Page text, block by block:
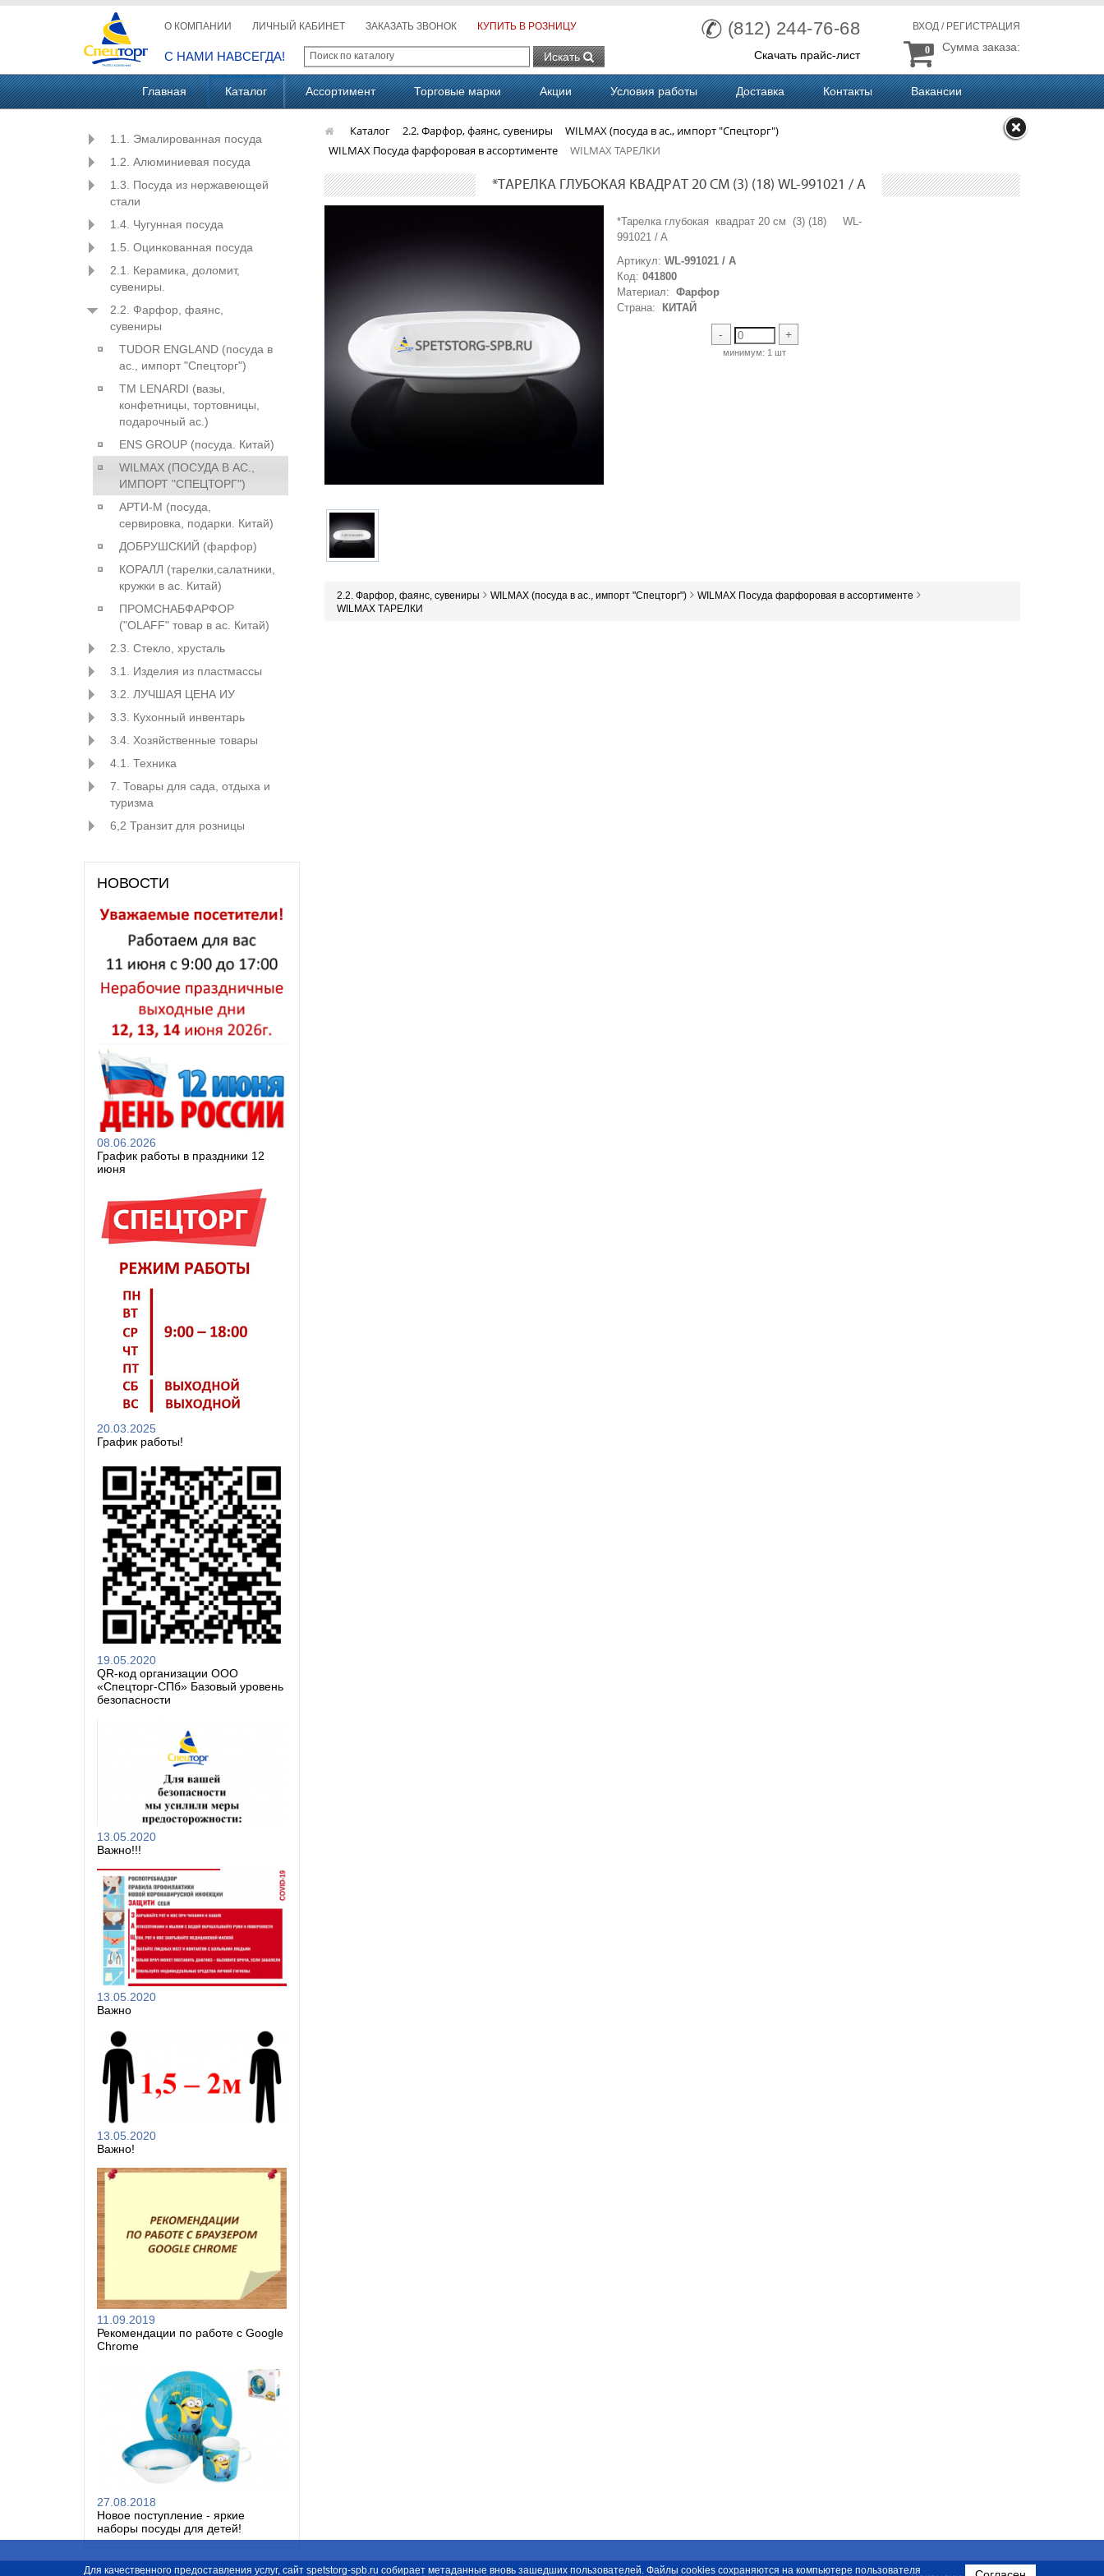
О КОМПАНИИ ЛИЧНЫЙ КАБИНЕТ ЗАКАЗАТЬ ЗВОНОК КУПИТЬ В РОЗНИЦУ
С НАМИ НАВСЕГДА! Искать
(812) 244-76-68
Скачать прайс-лист
ВХОД / РЕГИСТРАЦИЯ
Сумма заказа:
0
Главная Каталог Ассортимент Торговые марки Акции Условия работы Доставка Контакты Вакансии
1.1. Эмалированная посуда
1.2. Алюминиевая посуда
1.3. Посуда из нержавеющей
стали
1.4. Чугунная посуда
1.5. Оцинкованная посуда
2.1. Керамика, доломит,
сувениры.
2.2. Фарфор, фаянс,
сувениры
TUDOR ENGLAND (посуда в
ас., импорт "Спецторг")
ТМ LENARDI (вазы,
конфетницы, тортовницы,
подарочный ас.)
ENS GROUP (посуда. Китай)
WILMAX (ПОСУДА В АС.,
ИМПОРТ "СПЕЦТОРГ")
АРТИ-М (посуда,
сервировка, подарки. Китай)
ДОБРУШСКИЙ (фарфор)
КОРАЛЛ (тарелки,салатники,
кружки в ас. Китай)
ПРОМСНАБФАРФОР
("OLAFF" товар в ас. Китай)
2.3. Стекло, хрусталь
3.1. Изделия из пластмассы
3.2. ЛУЧШАЯ ЦЕНА ИУ
3.3. Кухонный инвентарь
3.4. Хозяйственные товары
4.1. Техника
7. Товары для сада, отдыха и
туризма
6,2 Транзит для розницы
НОВОСТИ
08.06.2026
График работы в праздники 12
июня
20.03.2025
График работы!
19.05.2020
QR-код организации ООО
«Спецторг-СПб» Базовый уровень
безопасности
13.05.2020
Важно!!!
13.05.2020
Важно
13.05.2020
Важно!
11.09.2019
Рекомендации по работе с Google
Chrome
27.08.2018
Новое поступление - яркие
наборы посуды для детей!
Каталог 2.2. Фарфор, фаянс, сувениры
WILMAX (посуда в ас., импорт "Спецторг")
WILMAX Посуда фарфоровая в ассортименте
WILMAX ТАРЕЛКИ
*ТАРЕЛКА ГЛУБОКАЯ КВАДРАТ 20 СМ (3) (18) WL-991021 / A
*Тарелка глубокая квадрат 20 см (3) (18) WL-
991021 / A
Артикул:WL-991021 / A
Код:041800
Материал:
Фарфор
Страна:
КИТАЙ
- +
минимум: 1 шт
2.2. Фарфор, фаянс, сувениры WILMAX (посуда в ас., импорт "Спецторг")
WILMAX Посуда фарфоровая в ассортименте
WILMAX ТАРЕЛКИ
Для качественного предоставления услуг, сайт spetstorg-spb.ru собирает метаданные вновь зашедших пользователей. Файлы cookies сохраняются на компьютере пользователя